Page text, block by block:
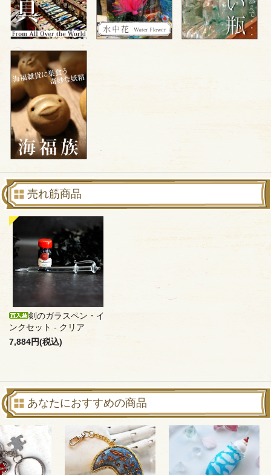
売れ筋商品
剣のガラスペン・イ
ンクセット - クリア
7,884円(税込)
あなたにおすすめの商品